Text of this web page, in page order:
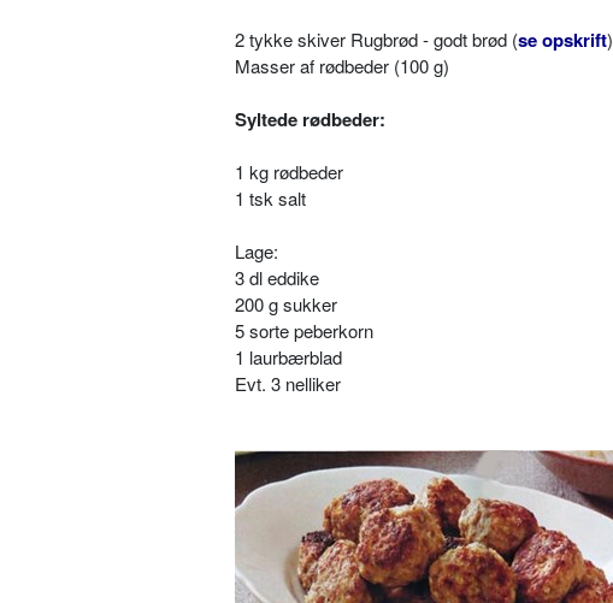
2 tykke skiver Rugbrød - godt brød (se opskrift)
Masser af rødbeder (100 g)
Syltede rødbeder:
1 kg rødbeder
1 tsk salt
Lage:
3 dl eddike
200 g sukker
5 sorte peberkorn
1 laurbærblad
Evt. 3 nelliker